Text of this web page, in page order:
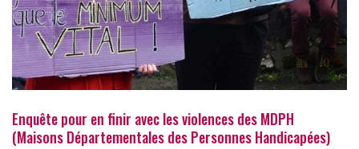
Enquête pour en finir avec les violences des MDPH
(Maisons Départementales des Personnes Handicapées)